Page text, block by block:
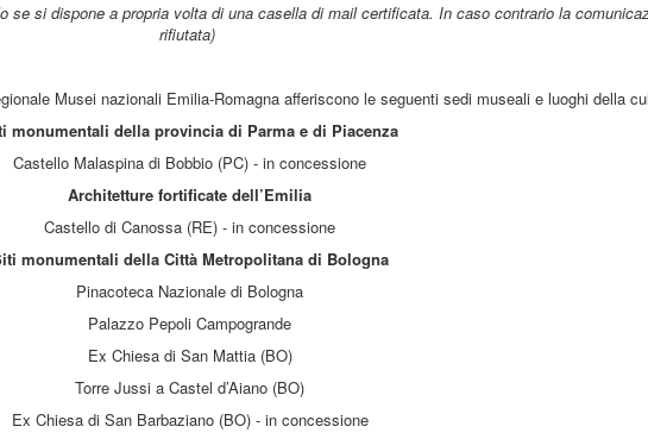
si dispone a propria volta di una casella di mail certificata. In caso contrario la
rifiutata)
Musei nazionali Emilia-Romagna afferiscono le seguenti sedi museali e luoghi della
monumentali della provincia di Parma e di Piacenza
Castello Malaspina di Bobbio (PC) - in concessione
Architetture fortificate dell’Emilia
Castello di Canossa (RE) - in concessione
monumentali della Città Metropolitana di Bologna
Pinacoteca Nazionale di Bologna
Palazzo Pepoli Campogrande
Ex Chiesa di San Mattia (BO)
Torre Jussi a Castel d’Aiano (BO)
Ex Chiesa di San Barbaziano (BO) - in concessione